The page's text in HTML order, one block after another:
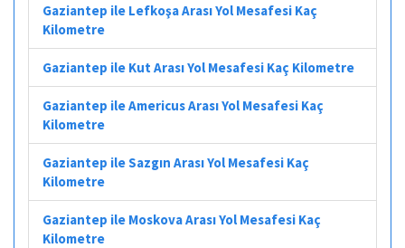
Gaziantep ile Lefkoşa Arası Yol Mesafesi Kaç
Kilometre
Gaziantep ile Kut Arası Yol Mesafesi Kaç Kilometre
Gaziantep ile Americus Arası Yol Mesafesi Kaç
Kilometre
Gaziantep ile Sazgın Arası Yol Mesafesi Kaç
Kilometre
Gaziantep ile Moskova Arası Yol Mesafesi Kaç
Kilometre